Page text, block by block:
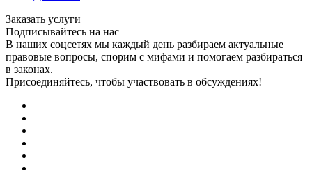
Заказать услуги
Подписывайтесь на нас
В наших соцсетях мы каждый день разбираем актуальные
правовые вопросы, спорим с мифами и помогаем разбираться
в законах.
Присоединяйтесь, чтобы участвовать в обсуждениях!